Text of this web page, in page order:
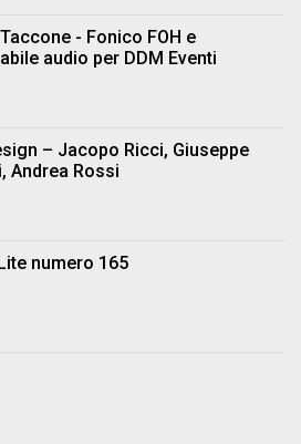
- Fonico FOH e
audio per DDM Eventi
– Jacopo Ricci, Giuseppe
Andrea Rossi
numero 165